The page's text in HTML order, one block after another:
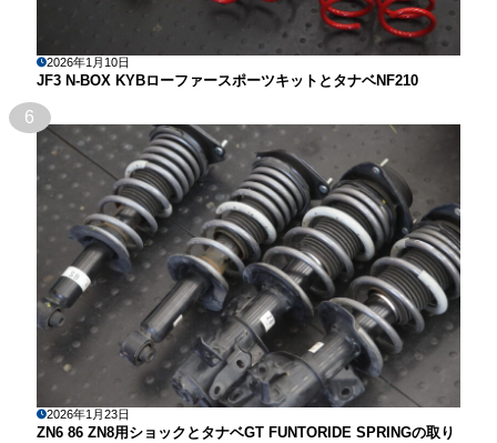
2026年1月10日
JF3 N-BOX KYBローファースポーツキットとタナベNF210
6
2026年1月23日
ZN6 86 ZN8用ショックとタナベGT FUNTORIDE SPRINGの取り